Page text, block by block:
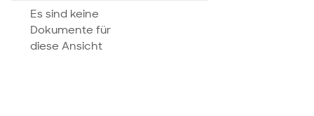
Es sind keine
Dokumente für
diese Ansicht